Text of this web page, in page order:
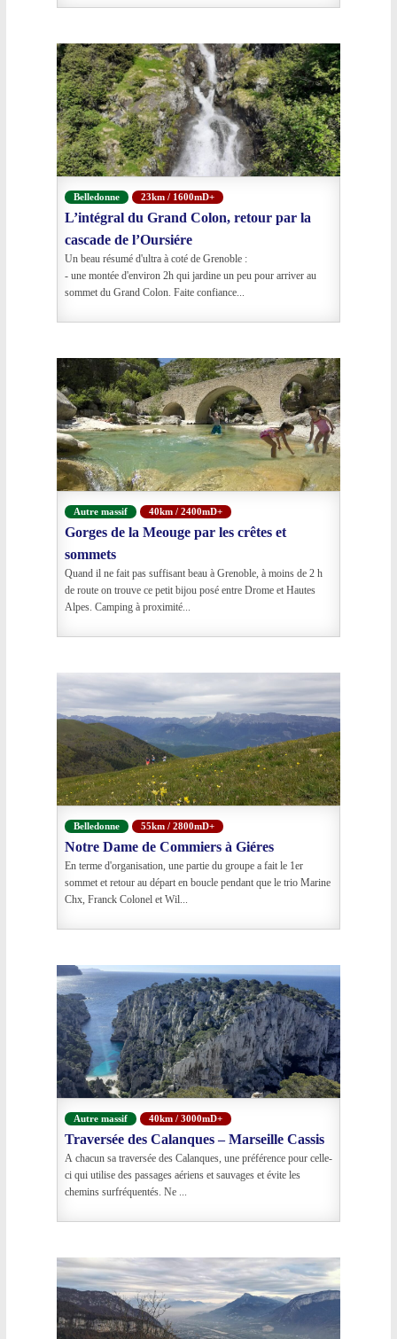
Belledonne 23km / 1600mD+
L’intégral du Grand Colon, retour par la
cascade de l’Oursiére
Un beau résumé d'ultra à coté de Grenoble :
- une montée d'environ 2h qui jardine un peu pour arriver au
sommet du Grand Colon. Faite confiance...
Autre massif 40km / 2400mD+
Gorges de la Meouge par les crêtes et
sommets
Quand il ne fait pas suffisant beau à Grenoble, à moins de 2 h
de route on trouve ce petit bijou posé entre Drome et Hautes
Alpes. Camping à proximité...
Belledonne 55km / 2800mD+
Notre Dame de Commiers à Giéres
En terme d'organisation, une partie du groupe a fait le 1er
sommet et retour au départ en boucle pendant que le trio Marine
Chx, Franck Colonel et Wil...
Autre massif 40km / 3000mD+
Traversée des Calanques – Marseille Cassis
A chacun sa traversée des Calanques, une préférence pour celle-
ci qui utilise des passages aériens et sauvages et évite les
chemins surfréquentés. Ne ...